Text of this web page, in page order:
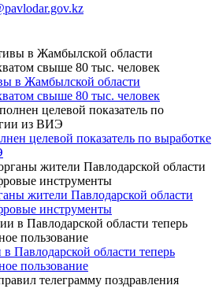
в Жамбылской области
свыше 80 тыс. человек
целевой показатель по выработке
жители Павлодарской области
инструменты
Павлодарской области теперь
пользование